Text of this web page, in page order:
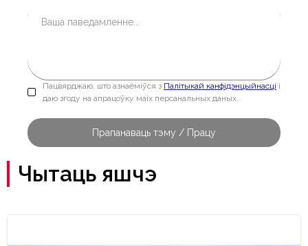
Пацвярджаю, што азнаёміўся з Палітыкай канфідэнцыйнасці і
даю згоду на апрацоўку маіх персанальных даных.
Чытаць яшчэ